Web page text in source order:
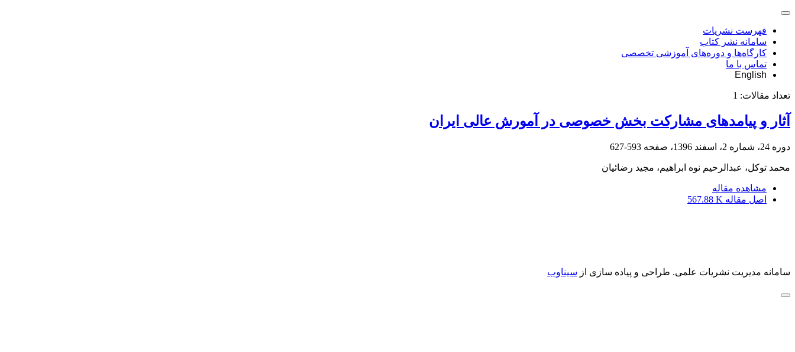
فهرست نشریات
سامانه نشر کتاب
کارگاه‌ها و دوره‌های آموزشی تخصصی
تماس با ما
English
تعداد مقالات: 1
آثار و پیامدهای مشارکت بخش خصوصی در آمورش عالی ایران
دوره 24، شماره 2، اسفند 1396، صفحه 593-627
محمد توکل، عبدالرحیم نوه ابراهیم، مجید رضائیان
مشاهده مقاله
اصل مقاله 567.88 K
سامانه مدیریت نشریات علمی. طراحی و پیاده سازی از سیناوب